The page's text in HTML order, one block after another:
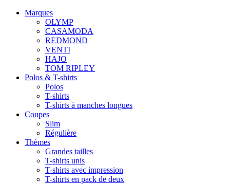
Marques
OLYMP
CASAMODA
REDMOND
VENTI
HAJO
TOM RIPLEY
Polos & T-shirts
Polos
T-shirts
T-shirts à manches longues
Coupes
Slim
Régulière
Thèmes
Grandes tailles
T-shirts unis
T-shirts avec impression
T-shirts en pack de deux